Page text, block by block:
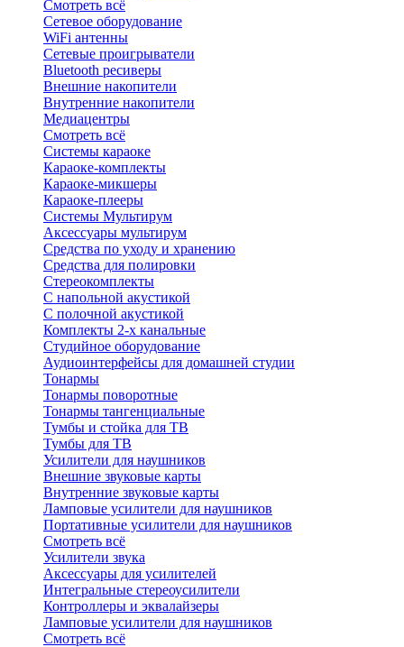
Смотреть всё
Сетевое оборудование
WiFi антенны
Сетевые проигрыватели
Bluetooth ресиверы
Внешние накопители
Внутренние накопители
Медиацентры
Смотреть всё
Системы караоке
Караоке-комплекты
Караоке-микшеры
Караоке-плееры
Системы Мультирум
Аксессуары мультирум
Средства по уходу и хранению
Средства для полировки
Стереокомплекты
C напольной акустикой
C полочной акустикой
Комплекты 2-х канальные
Студийное оборудование
Аудиоинтерфейсы для домашней студии
Тонармы
Тонармы поворотные
Тонармы тангенциальные
Тумбы и стойка для ТВ
Тумбы для ТВ
Усилители для наушников
Внешние звуковые карты
Внутренние звуковые карты
Ламповые усилители для наушников
Портативные усилители для наушников
Смотреть всё
Усилители звука
Аксессуары для усилителей
Интегральные стереоусилители
Контроллеры и эквалайзеры
Ламповые усилители для наушников
Смотреть всё